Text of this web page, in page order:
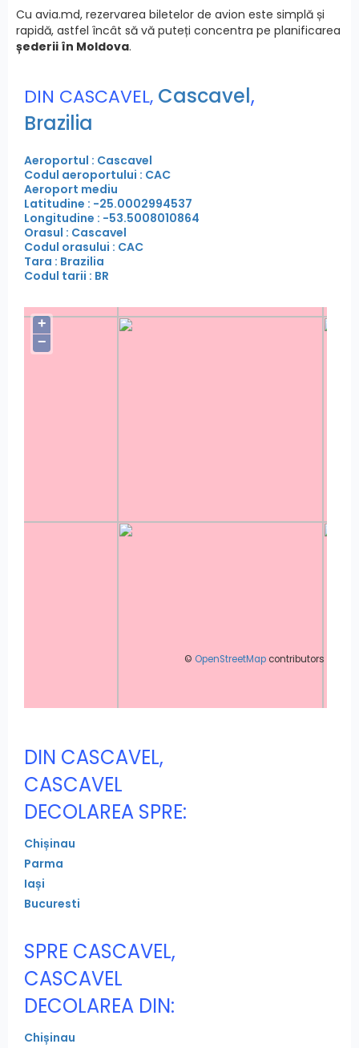
Cu avia.md, rezervarea biletelor de avion este simplă și
rapidă, astfel încât să vă puteți concentra pe planificarea
șederii în Moldova.
DIN CASCAVEL, Cascavel,
Brazilia
Aeroportul : Cascavel
Codul aeroportului : CAC
Aeroport mediu
Latitudine : -25.0002994537
Longitudine : -53.5008010864
Orasul : Cascavel
Codul orasului : CAC
Tara : Brazilia
Codul tarii : BR
+
−
© OpenStreetMap contributors
DIN CASCAVEL,
CASCAVEL
DECOLAREA SPRE:
Chișinau
Parma
Iași
Bucuresti
SPRE CASCAVEL,
CASCAVEL
DECOLAREA DIN:
Chișinau